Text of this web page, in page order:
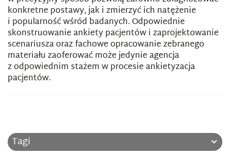
konkretne postawy, jak i zmierzyć ich natężenie
i popularność wśród badanych. Odpowiednie
skonstruowanie ankiety pacjentów i zaprojektowanie
scenariusza oraz fachowe opracowanie zebranego
materiału zaoferować może jedynie agencja
z odpowiednim stażem w procesie ankietyzacja
pacjentów.
Tagi